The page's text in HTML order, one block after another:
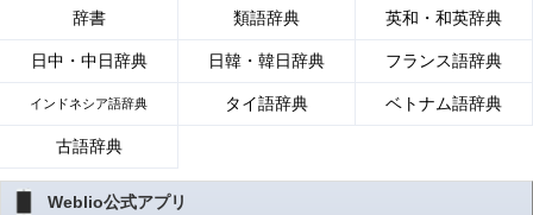
辞書 類語辞典 英和・和英辞典
日中・中日辞典 日韓・韓日辞典 フランス語辞典
インドネシア語辞典 タイ語辞典 ベトナム語辞典
古語辞典
Weblio公式アプリ